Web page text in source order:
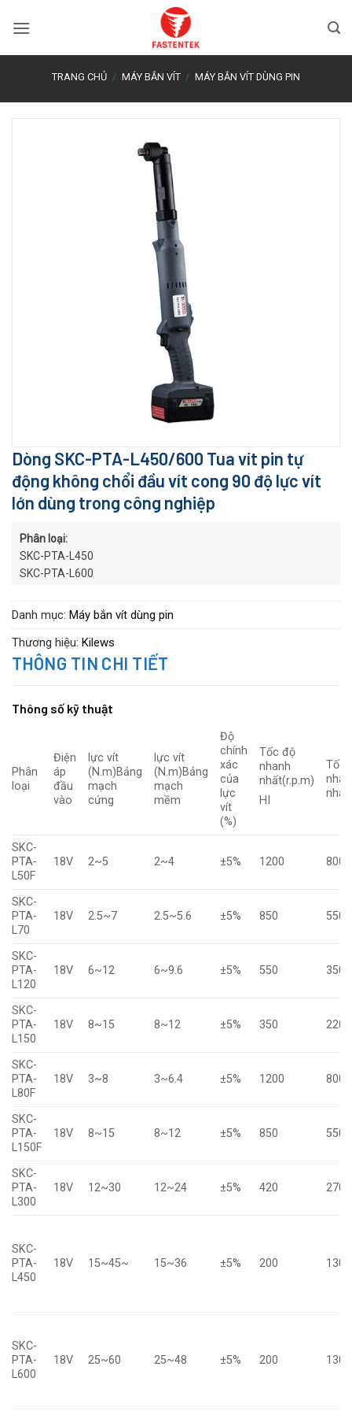
qua
TRANG CHỦ / MÁY BẮN VÍT / MÁY BẮN VÍT DÙNG PIN
Dòng SKC-PTA-L450/600 Tua vít pin tự
động không chổi đầu vít cong 90 độ lực vít
lớn dùng trong công nghiệp
Phân loại:
SKC-PTA-L450
SKC-PTA-L600
Danh mục: Máy bắn vít dùng pin
Thương hiệu: Kilews
THÔNG TIN CHI TIẾT
Thông số kỹ thuật
Phân
loại
Điện
áp
đầu
vào
lực vít
(N.m)Bảng
mạch
cứng
lực vít
(N.m)Bảng
mạch
mềm
Độ
chính
xác
của
lực
vít
(%)
Tốc độ
nhanh
nhất(r.p.m)
HI
Tốc
SKC-
PTA-
L50F
18V 2~5 2~4 ±5% 1200 800
SKC-
PTA-
L70
18V 2.5~7 2.5~5.6 ±5% 850 550
SKC-
PTA-
L120
18V 6~12 6~9.6 ±5% 550 350
SKC-
PTA-
L150
18V 8~15 8~12 ±5% 350 220
SKC-
PTA-
L80F
18V 3~8 3~6.4 ±5% 1200 800
SKC-
PTA-
L150F
18V 8~15 8~12 ±5% 850 550
SKC-
PTA-
L300
18V 12~30 12~24 ±5% 420 270
SKC-
PTA-
L450
18V 15~45~ 15~36 ±5% 200 130
SKC-
PTA-
L600
18V 25~60 25~48 ±5% 200 130